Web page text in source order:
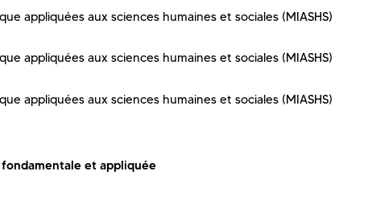
appliquées aux sciences humaines et sociales (MIASHS)
appliquées aux sciences humaines et sociales (MIASHS)
appliquées aux sciences humaines et sociales (MIASHS)
et appliquée